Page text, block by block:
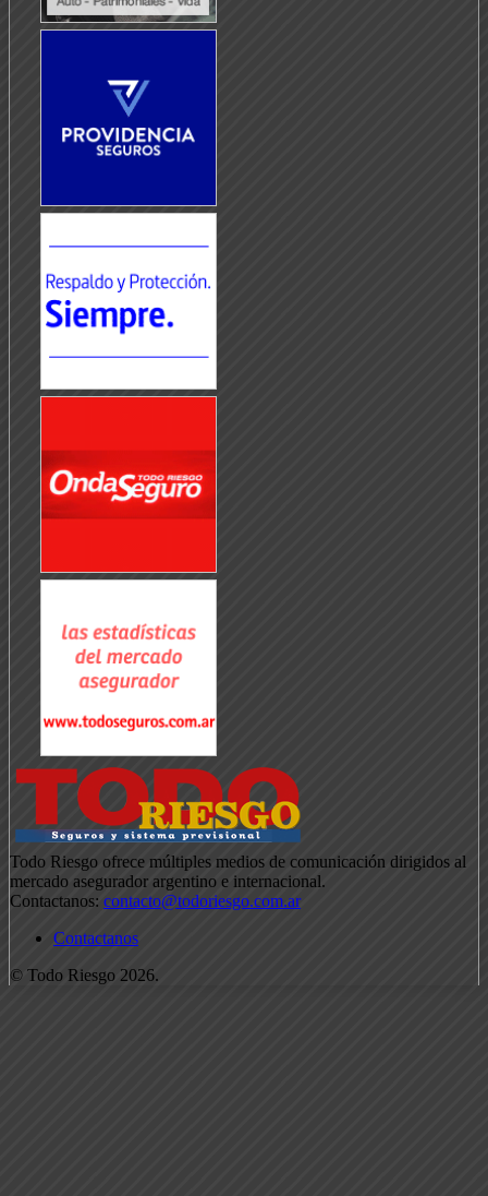
Todo Riesgo ofrece múltiples medios de comunicación dirigidos al
mercado asegurador argentino e internacional.
Contactanos: contacto@todoriesgo.com.ar
Contactanos
© Todo Riesgo 2026.